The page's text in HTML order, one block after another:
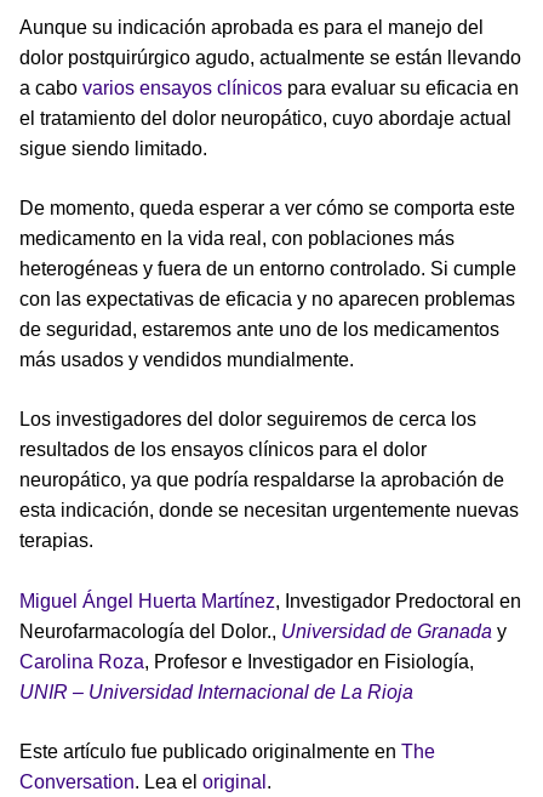
Aunque su indicación aprobada es para el manejo del
dolor postquirúrgico agudo, actualmente se están llevando
a cabo varios ensayos clínicos para evaluar su eficacia en
el tratamiento del dolor neuropático, cuyo abordaje actual
sigue siendo limitado.
De momento, queda esperar a ver cómo se comporta este
medicamento en la vida real, con poblaciones más
heterogéneas y fuera de un entorno controlado. Si cumple
con las expectativas de eficacia y no aparecen problemas
de seguridad, estaremos ante uno de los medicamentos
más usados y vendidos mundialmente.
Los investigadores del dolor seguiremos de cerca los
resultados de los ensayos clínicos para el dolor
neuropático, ya que podría respaldarse la aprobación de
esta indicación, donde se necesitan urgentemente nuevas
terapias.
Miguel Ángel Huerta Martínez, Investigador Predoctoral en
Neurofarmacología del Dolor., Universidad de Granada y
Carolina Roza, Profesor e Investigador en Fisiología,
UNIR – Universidad Internacional de La Rioja
Este artículo fue publicado originalmente en The
Conversation. Lea el original .